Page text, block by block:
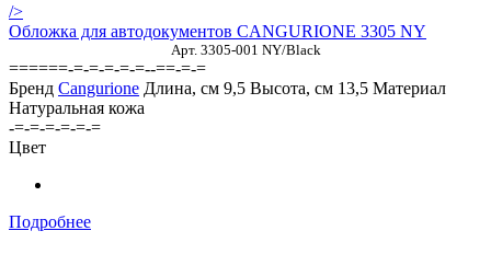
/>
Обложка для автодокументов CANGURIONE 3305 NY
Арт. 3305-001 NY/Black
======-=-=-=-=-=--==-=-=
Бренд Cangurione Длина, см 9,5 Высота, см 13,5 Материал
Натуральная кожа
-=-=-=-=-=-=
Цвет
Подробнее